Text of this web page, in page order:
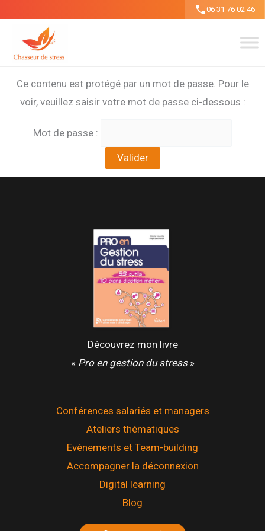
contenu
06 31 76 02 46
Ce contenu est protégé par un mot de passe. Pour le
voir, veuillez saisir votre mot de passe ci-dessous :
Mot de passe :
Découvrez mon livre
« Pro en gestion du stress»
Conférences salariés et managers
Ateliers thématiques
Evénements et Team-building
Accompagner la déconnexion
Digital learning
Blog